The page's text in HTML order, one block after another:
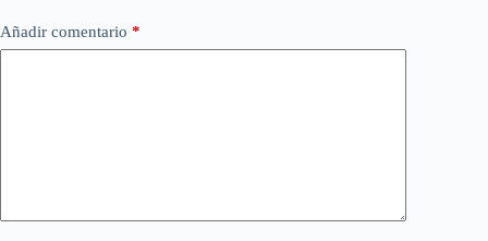
Añadir comentario *